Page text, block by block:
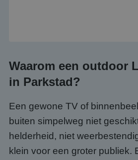
Waarom een outdoor
in Parkstad?
Een gewone TV of
buiten simpelweg niet
helderheid, niet
klein voor een groter publiek.